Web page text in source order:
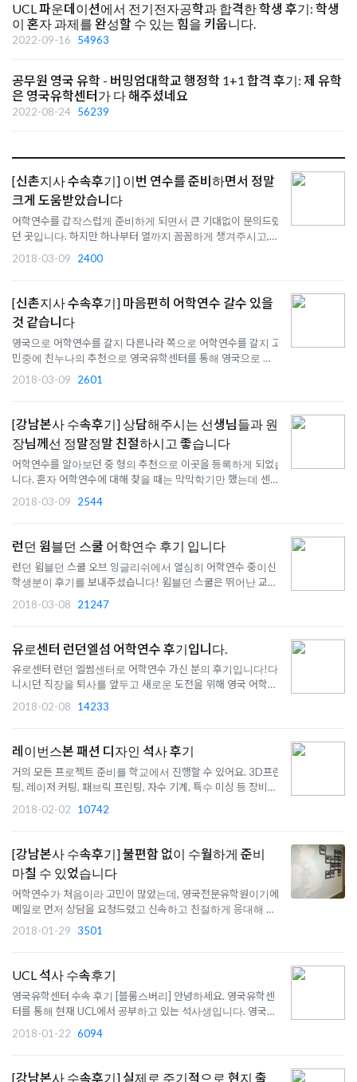
UCL 파운데이션에서 전기전자공학과 합격한 학생 후기: 학생
이 혼자 과제를 완성할 수 있는 힘을 키웁니다.
2022-09-16 54963
공무원 영국 유학 - 버밍엄대학교 행정학 1+1 합격 후기: 제 유학
은 영국유학센터가 다 해주셨네요
2022-08-24 56239
[신촌지사 수속후기] 이번 연수를 준비하면서 정말
크게 도움받았습니다
어학연수를 갑작스럽게 준비하게 되면서 큰 기대없이 문의드렸
던 곳입니다. 하지만 하나부터 열까지 꼼꼼하게 챙겨주시고, 알
비하면서 정말 크게 도움받았습니다. 직원분들께 감사인사 드립
국유학..
2018-03-09 2400
[신촌지사 수속후기] 마음편히 어학연수 갈수 있을
것 같습니다
영국으로 어학연수를 갈지 다른나라 쪽으로 어학연수를 갈지 고
민중에 친누나의 추천으로 영국유학센터를 통해 영국으로 어학
연수를 준비하게 되었는데 정말 하나하나 자세히 설명해주시고
많은 정보들을 주셔서 마음편히 어학연수 갈수 있을 것 같습니
터를 추..
2018-03-09 2601
[강남본사 수속후기] 상담해주시는 선생님들과 원
장님께선 정말정말 친절하시고 좋습니다
어학연수를 알아보던 중 형의 추천으로 이곳을 등록하게 되었습
니다. 혼자 어학연수에 대해 찾을 때는 막막학기만 했는데 센터
체적으로 정할 수 있었습니다. 상담해주시는 선생님들과 원장님
획을 ..
2018-03-09 2544
런던 윔블던 스쿨 어학연수 후기 입니다
런던 윔블던 스쿨 오브 잉글리쉬에서 열심히 어학연수 중이신
학생분이 후기를 보내주셨습니다! 윔블던 스쿨은 뛰어난 교육
센터인 부분이 유명하죠. 영국문화원 어학원 감사 결과 영국 전
인기가 ..
2018-03-08 21247
유로센터 런던엘섬 어학연수 후기입니다.
유로센터 런던 엘썸센터로 어학연수 가신 분의 후기입니다!다
니시던 직장을 퇴사를 앞두고 새로운 도전을 위해 영국 어학연
수를 가셨던 분입니다.출국시기가 1달밖에 안남은 상태에서 급
하게 비자까지 했음에도 불구하고 아무 문제없이 잘 진학하셨습
지역에 위치한..
2018-02-08 14233
레이번스본 패션 디자인 석사 후기
거의 모든 프로젝트 준비를 학교에서 진행할 수 있어요. 3D프린
팅, 레이저 커팅, 패브릭 프린팅, 자수 기계, 특수 미싱 등 장비가
2018-02-02 10742
[강남본사 수속후기] 불편함 없이 수월하게 준비
마칠 수 있었습니다
어학연수가 처음이라 고민이 많았는데, 영국전문유학원이기에
메일로 먼저 상담을 요청드렸고 신속하고 친절하게 응대해 주셔
서 신뢰가 가는 유학원인 듯 하여 선택하게 되었습니다. 현재 비
자신청까지 완료한 상태인데 순서대로 필요한 서류 빠짐없이 챙
자분..
2018-01-29 3501
UCL 석사 수속후기
영국유학센터 수속 후기 [블룸스버리] 안녕하세요. 영국유학센
터를 통해 현재 UCL에서 공부하고 있는 석사생입니다. 영국유
되었습니다. 처음 유학을 결정하게 되었을 때부터 마지막 비행
절한 도움..
2018-01-22 6094
[강남본사 수속후기] 실제로 주기적으로 현지 출